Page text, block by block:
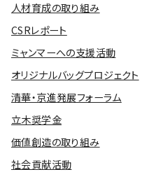
人材育成の取り組み
CSRレポート
ミャンマーへの支援活動
オリジナルバッグプロジェクト
清華・京進発展フォーラム
立木奨学金
価値創造の取り組み
社会貢献活動